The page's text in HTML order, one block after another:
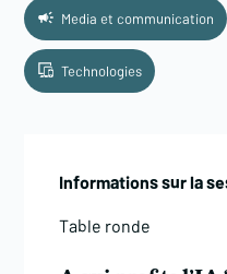
Media et communication
Technologies
Informations sur la
Table ronde